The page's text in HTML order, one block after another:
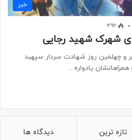
خبر
۰ ۴۹۲
شهرک شهید رجایی
و چهلمین روز شهادت سردار سپهبد
یادواره…
تازه ترین دیدگاه ها